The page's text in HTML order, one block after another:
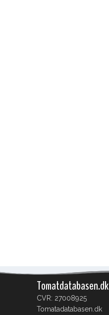
Tomatdatabasen.dk
CVR: 27008925
Tomatadatabasen.dk